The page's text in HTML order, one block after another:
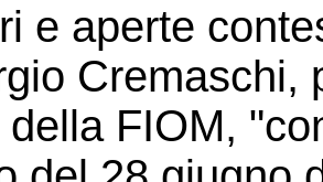
e aperte
Cremaschi,
FIOM,